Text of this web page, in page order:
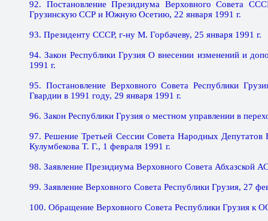
92. Постановление Президиума Верховного Совета
Грузинскую ССР и Южную Осетию, 22 января 1991 г.
93. Президенту СССР, г-ну М. Горбачеву, 25 января 1991 г.
94. Закон Республики Грузия О внесении изменений и
1991 г.
95. Постановление Верховного Совета Республики
Гвардии в 1991 году, 29 января 1991 г.
96. Закон Республики Грузия о местном управлении в
97. Решение Третьей Сессии Совета Народных
Кулумбекова Т. Г., 1 февраля 1991 г.
98. Заявление Президиума Верховного Совета Абхазской
99. Заявление Верховного Совета Республики Грузия, 27
100. Обращение Верховного Совета Республики Грузия к